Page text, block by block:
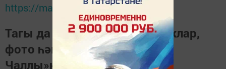
https://max.ru/tatmedia
Тагы да кызыклырак яңалыклар,
фото һәм видеолар «Шәһри
Чаллы»ның MAX